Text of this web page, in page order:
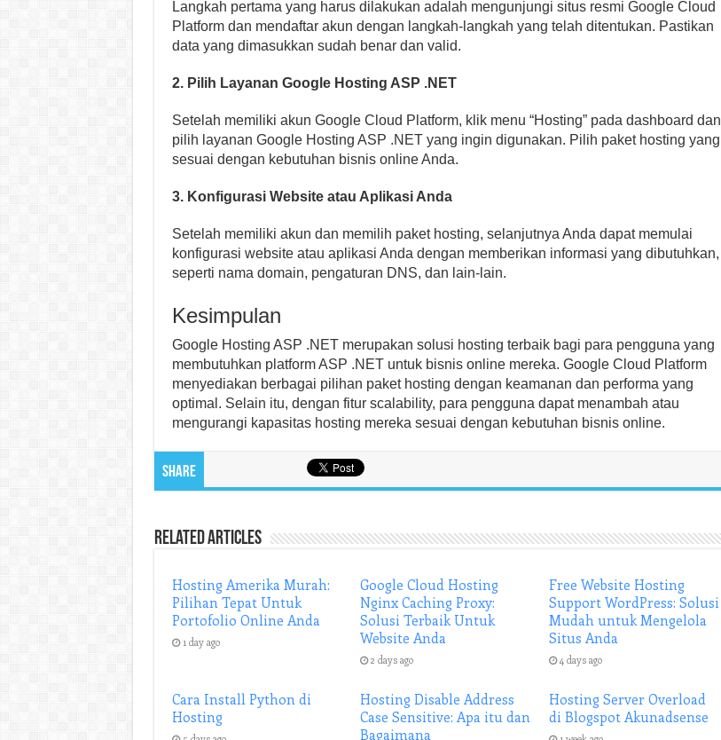
Langkah pertama yang harus dilakukan adalah mengunjungi situs resmi Google Cloud
Platform dan mendaftar akun dengan langkah-langkah yang telah ditentukan. Pastikan
data yang dimasukkan sudah benar dan valid.
2. Pilih Layanan Google Hosting ASP .NET
Setelah memiliki akun Google Cloud Platform, klik menu “Hosting” pada dashboard dan
pilih layanan Google Hosting ASP .NET yang ingin digunakan. Pilih paket hosting yang
sesuai dengan kebutuhan bisnis online Anda.
3. Konfigurasi Website atau Aplikasi Anda
Setelah memiliki akun dan memilih paket hosting, selanjutnya Anda dapat memulai
konfigurasi website atau aplikasi Anda dengan memberikan informasi yang dibutuhkan,
seperti nama domain, pengaturan DNS, dan lain-lain.
Kesimpulan
Google Hosting ASP .NET merupakan solusi hosting terbaik bagi para pengguna yang
membutuhkan platform ASP .NET untuk bisnis online mereka. Google Cloud Platform
menyediakan berbagai pilihan paket hosting dengan keamanan dan performa yang
optimal. Selain itu, dengan fitur scalability, para pengguna dapat menambah atau
mengurangi kapasitas hosting mereka sesuai dengan kebutuhan bisnis online.
Share
Related Articles
Hosting Amerika Murah:
Pilihan Tepat Untuk
Portofolio Online Anda
1 day ago
Google Cloud Hosting
Nginx Caching Proxy:
Solusi Terbaik Untuk
Website Anda
2 days ago
Free Website Hosting
Support WordPress: Solusi
Mudah untuk Mengelola
Situs Anda
4 days ago
Cara Install Python di
Hosting
Hosting Disable Address
Case Sensitive: Apa itu dan
Bagaimana
Hosting Server Overload
di Blogspot Akunadsense